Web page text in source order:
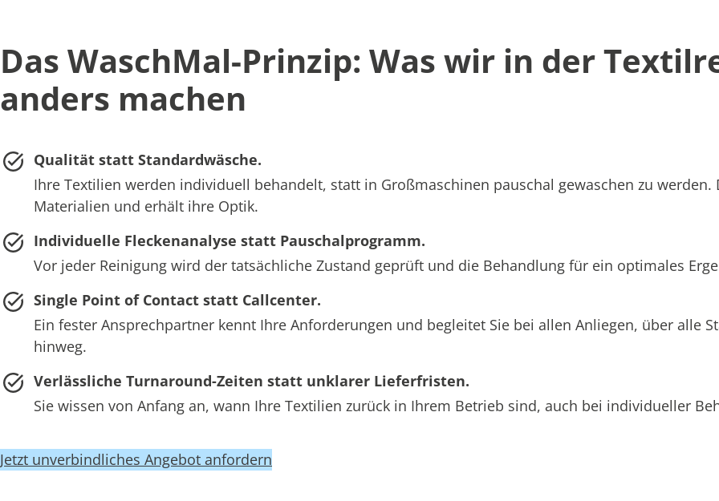
Das WaschMal-Prinzip: Was wir in der
anders machen
Qualität statt Standardwäsche.
Ihre Textilien werden individuell behandelt, statt in Großmaschinen pauschal gewaschen zu
Materialien und erhält ihre Optik.
Individuelle Fleckenanalyse statt Pauschalprogramm.
Vor jeder Reinigung wird der tatsächliche Zustand geprüft und die Behandlung für ein optimales
Single Point of Contact statt Callcenter.
Ein fester Ansprechpartner kennt Ihre Anforderungen und begleitet Sie bei allen Anliegen, über alle
hinweg.
Verlässliche Turnaround-Zeiten statt unklarer Lieferfristen.
Sie wissen von Anfang an, wann Ihre Textilien zurück in Ihrem Betrieb sind, auch bei individueller
Jetzt unverbindliches Angebot anfordern